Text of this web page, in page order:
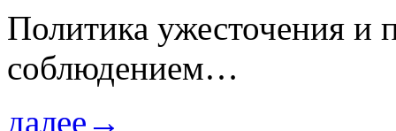
Политика ужесточения и
соблюдением…
далее→